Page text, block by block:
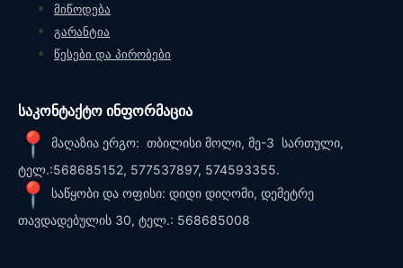
მიწოდება
გარანტია
წესები და პირობები
საკონტაქტო ინფორმაცია
მაღაზია ერგო: თბილისი მოლი, მე-3 სართული,
ტელ.:568685152, 577537897, 574593355.
საწყობი და ოფისი: დიდი დიღომი, დემეტრე
თავდადებულის 30, ტელ.: 568685008